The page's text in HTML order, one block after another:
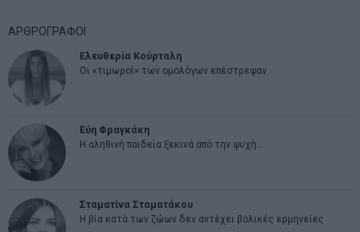
ΑΡΘΡΟΓΡΑΦΟΙ
Ελευθερία Κούρταλη
Οι «τιμωροί» των ομολόγων επέστρεψαν
Εύη Φραγκάκη
Η αληθινή παιδεία ξεκινά από την ψυχή…
Σταματίνα Σταματάκου
Η βία κατά των ζώων δεν αντέχει βολικές ερμηνείες